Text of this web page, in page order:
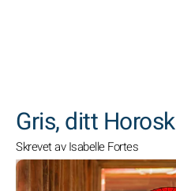
Gris, ditt
Skrevet av Isabelle Fortes